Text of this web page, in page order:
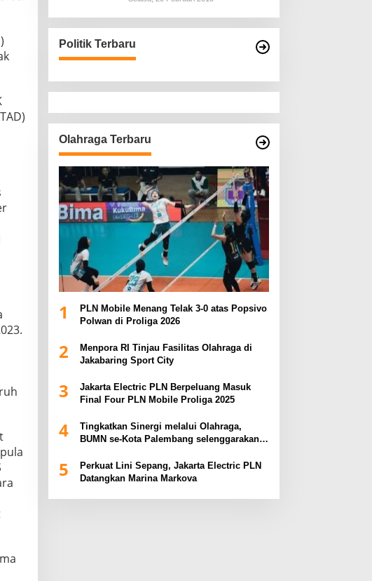
Politik Terbaru
Olahraga Terbaru
1
PLN Mobile Menang Telak 3-0 atas Popsivo
Polwan di Proliga 2026
2
Menpora RI Tinjau Fasilitas Olahraga di
Jakabaring Sport City
3
Jakarta Electric PLN Berpeluang Masuk
Final Four PLN Mobile Proliga 2025
4
Tingkatkan Sinergi melalui Olahraga,
BUMN se-Kota Palembang selenggarakan
5
Perkuat Lini Sepang, Jakarta Electric PLN
Datangkan Marina Markova